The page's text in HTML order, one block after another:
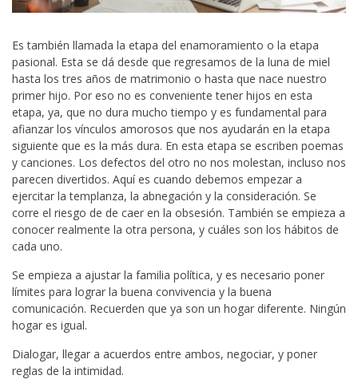
Es también llamada la etapa del enamoramiento o la etapa
pasional. Esta se dá desde que regresamos de la luna de miel
hasta los tres años de matrimonio o hasta que nace nuestro
primer hijo. Por eso no es conveniente tener hijos en esta
etapa, ya, que no dura mucho tiempo y es fundamental para
afianzar los vínculos amorosos que nos ayudarán en la etapa
siguiente que es la más dura. En esta etapa se escriben poemas
y canciones. Los defectos del otro no nos molestan, incluso nos
parecen divertidos. Aquí es cuando debemos empezar a
ejercitar la templanza, la abnegación y la consideración. Se
corre el riesgo de de caer en la obsesión. También se empieza a
conocer realmente la otra persona, y cuáles son los hábitos de
cada uno.
Se empieza a ajustar la familia política, y es necesario poner
límites para lograr la buena convivencia y la buena
comunicación. Recuerden que ya son un hogar diferente. Ningún
hogar es igual.
Dialogar, llegar a acuerdos entre ambos, negociar, y poner
reglas de la intimidad.